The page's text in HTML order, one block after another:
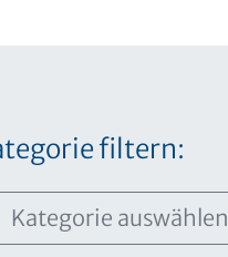
filtern:
Kategorie auswählen